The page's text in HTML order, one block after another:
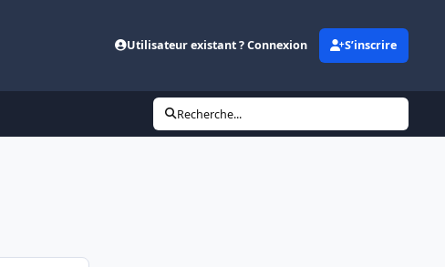
Utilisateur existant ? Connexion S’inscrire
Recherche...